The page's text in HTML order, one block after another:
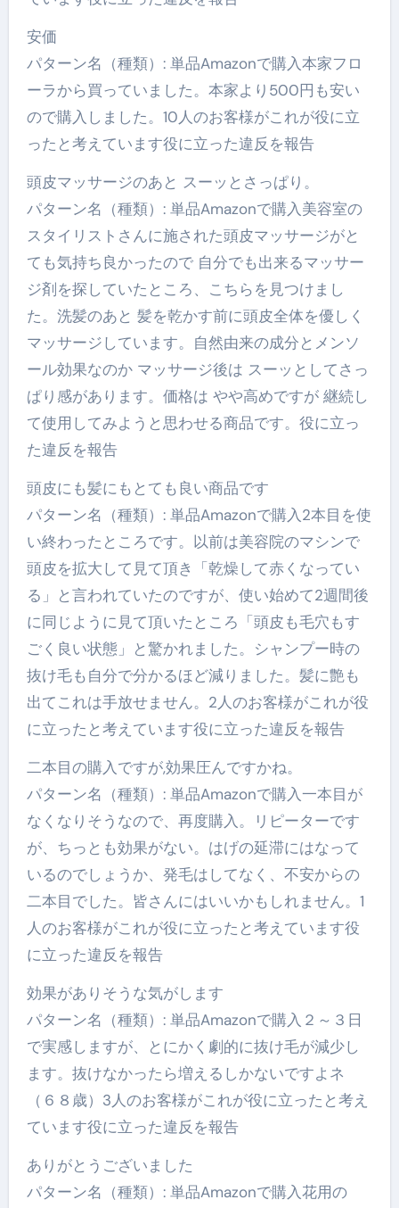
安価
パターン名（種類）: 単品Amazonで購入本家フロ
ーラから買っていました。本家より500円も安い
ので購入しました。10人のお客様がこれが役に立
ったと考えています役に立った違反を報告
頭皮マッサージのあと スーッとさっぱり。
パターン名（種類）: 単品Amazonで購入美容室の
スタイリストさんに施された頭皮マッサージがと
ても気持ち良かったので 自分でも出来るマッサー
ジ剤を探していたところ、こちらを見つけまし
た。洗髪のあと 髪を乾かす前に頭皮全体を優しく
マッサージしています。自然由来の成分とメンソ
ール効果なのか マッサージ後は スーッとしてさっ
ぱり感があります。価格は やや高めですが 継続し
て使用してみようと思わせる商品です。役に立っ
た違反を報告
頭皮にも髪にもとても良い商品です
パターン名（種類）: 単品Amazonで購入2本目を使
い終わったところです。以前は美容院のマシンで
頭皮を拡大して見て頂き「乾燥して赤くなってい
る」と言われていたのですが、使い始めて2週間後
に同じように見て頂いたところ「頭皮も毛穴もす
ごく良い状態」と驚かれました。シャンプー時の
抜け毛も自分で分かるほど減りました。髪に艶も
出てこれは手放せません。2人のお客様がこれが役
に立ったと考えています役に立った違反を報告
二本目の購入ですが,効果圧んですかね。
パターン名（種類）: 単品Amazonで購入一本目が
なくなりそうなので、再度購入。リピーターです
が、ちっとも効果がない。はげの延滞にはなって
いるのでしょうか、発毛はしてなく、不安からの
二本目でした。皆さんにはいいかもしれません。1
人のお客様がこれが役に立ったと考えています役
に立った違反を報告
効果がありそうな気がします
パターン名（種類）: 単品Amazonで購入２～３日
で実感しますが、とにかく劇的に抜け毛が減少し
ます。抜けなかったら増えるしかないですよネ
（６８歳）3人のお客様がこれが役に立ったと考え
ています役に立った違反を報告
ありがとうございました
パターン名（種類）: 単品Amazonで購入花用の